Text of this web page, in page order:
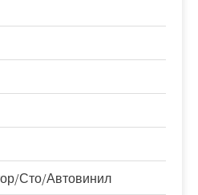
Сто/Автовинил